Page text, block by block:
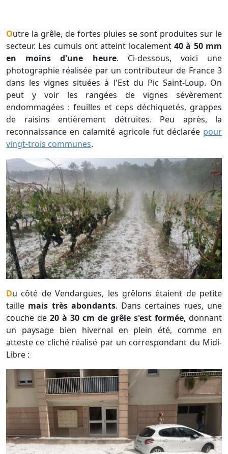
Outre la grêle, de fortes pluies se sont produites sur le
secteur. Les cumuls ont atteint localement 40 à 50 mm
en moins d'une heure. Ci-dessous, voici une
photographie réalisée par un contributeur de France 3
dans les vignes situées à l'Est du Pic Saint-Loup. On
peut y voir les rangées de vignes sévèrement
endommagées : feuilles et ceps déchiquetés, grappes
de raisins entièrement détruites. Peu après, la
reconnaissance en calamité agricole fut déclarée pour
vingt-trois communes.
Du côté de Vendargues, les grêlons étaient de petite
taille mais très abondants. Dans certaines rues, une
couche de 20 à 30 cm de grêle s'est formée, donnant
un paysage bien hivernal en plein été, comme en
atteste ce cliché réalisé par un correspondant du Midi-
Libre :